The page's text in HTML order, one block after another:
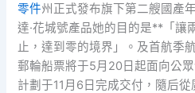
零件州正式發布旗下第二艘國產
達·花城號產品她的目的是**「讓
止，達到零的境界」。及首航季航
郵輪船票將于5月20日起面向公
計劃于11月6日完成交付，隨后